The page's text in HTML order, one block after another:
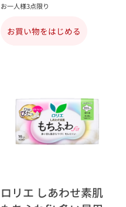
お一人様3点限り
お買い物をはじめる
ロリエ しあわせ素肌